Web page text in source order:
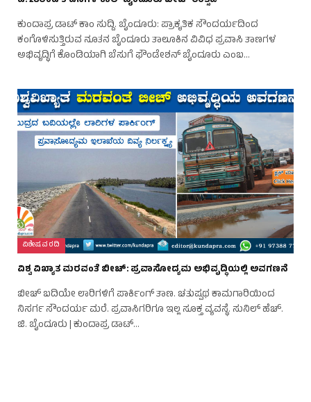
ಕುಂದಾಪ್ರ ಡಾಟ್ ಕಾಂ ಸುದ್ದಿ. ಬೈಂದೂರು: ಪ್ರಾಕೃತಿಕ ಸೌಂದರ್ಯದಿಂದ
ಕಂಗೊಳಿಸುತ್ತಿರುವ ನೂತನ ಬೈಂದೂರು ತಾಲೂಕಿನ ವಿವಿಧ ಪ್ರವಾಸಿ ತಾಣಗಳ
ಅಭಿವೃದ್ಧಿಗೆ ಕೊಂಡಿಯಾಗಿ ಬೆಸುಗೆ ಫೌಂಡೇಶನ್ ಬೈಂದೂರು ಎಂಬ…
ವಿಶೇಷ ವರದಿ
ವಿಶ್ವ ವಿಖ್ಯಾತ ಮರವಂತೆ ಬೀಚ್: ಪ್ರವಾಸೋದ್ಯಮ ಅಭಿವೃದ್ಧಿಯಲ್ಲಿ ಅವಗಣನೆ
ಬೀಚ್ ಬದಿಯೇ ಲಾರಿಗಳಿಗೆ ಪಾರ್ಕಿಂಗ್ ತಾಣ. ಚತುಷ್ಪಥ ಕಾಮಗಾರಿಯಿಂದ
ನಿಸರ್ಗ ಸೌಂದರ್ಯ ಮರೆ. ಪ್ರವಾಸಿಗರಿಗೂ ಇಲ್ಲ ಸೂಕ್ತ ವ್ಯವಸ್ಥೆ. ಸುನಿಲ್ ಹೆಚ್.
ಜಿ. ಬೈಂದೂರು | ಕುಂದಾಪ್ರ ಡಾಟ್…